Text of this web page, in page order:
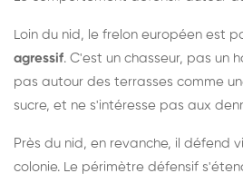
Loin du nid, le frelon européen est
agressif. C'est un chasseur, pas un
pas autour des terrasses comme
sucre, et ne s'intéresse pas aux
Près du nid, en revanche, il défend
colonie. Le périmètre défensif